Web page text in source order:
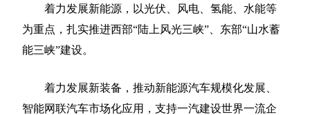
着力发展新能源，以光伏、风电、氢能、水能等
为重点，扎实推进西部“陆上风光三峡”、东部“山水蓄
能三峡”建设。
着力发展新装备，推动新能源汽车规模化发展、
智能网联汽车市场化应用，支持一汽建设世界一流企